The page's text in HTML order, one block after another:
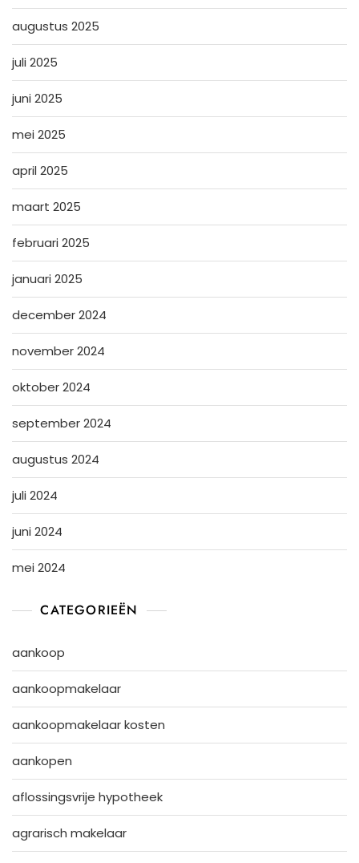
augustus 2025
juli 2025
juni 2025
mei 2025
april 2025
maart 2025
februari 2025
januari 2025
december 2024
november 2024
oktober 2024
september 2024
augustus 2024
juli 2024
juni 2024
mei 2024
CATEGORIEËN
aankoop
aankoopmakelaar
aankoopmakelaar kosten
aankopen
aflossingsvrije hypotheek
agrarisch makelaar